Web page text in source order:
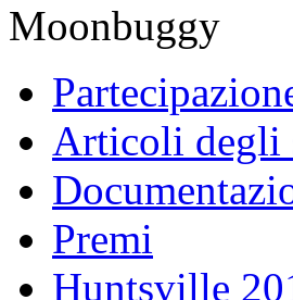
Moonbuggy
Articoli degli
Premi
Huntsville